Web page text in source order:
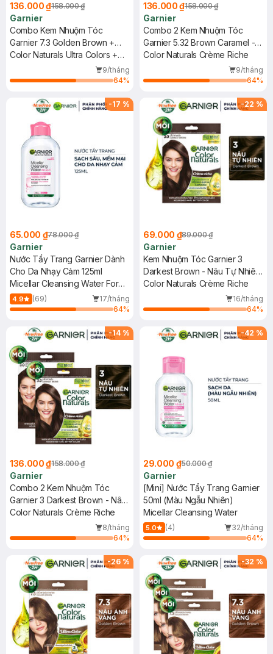
136.000 ₫158.000 ₫
Garnier
Combo Kem Nhuộm Tóc
Garnier 7.3 Golden Brown +
5.32 Brown Caramel 30gx2
Color Naturals Ultra Colors +
Color Naturals Crème Riche9/tháng
64%
136.000 ₫158.000 ₫
Garnier
Combo 2 Kem Nhuộm Tóc
Garnier 5.32 Brown Caramel -
Nâu Caramel 30g
Color Naturals Crème Riche
9/tháng
64%
-17 %
65.000 ₫78.000 ₫
Garnier
Nước Tẩy Trang Garnier Dành
Cho Da Nhạy Cảm 125ml
Micellar Cleansing Water For
Sensitive Skin
4.9 (69)
17/tháng
64%
-22 %
69.000 ₫89.000 ₫
Garnier
Kem Nhuộm Tóc Garnier 3
Darkest Brown - Nâu Tự Nhiên
30g
Color Naturals Crème Riche
16/tháng
64%
-14 %
136.000 ₫158.000 ₫
Garnier
Combo 2 Kem Nhuộm Tóc
Garnier 3 Darkest Brown - Nâu
Tự Nhiên 30g
Color Naturals Crème Riche
8/tháng
64%
-42 %
29.000 ₫50.000 ₫
Garnier
[Mini] Nước Tẩy Trang Garnier
50ml (Màu Ngẫu Nhiên)
Micellar Cleansing Water
5.0 (4)
32/tháng
64%
-26 % -32 %